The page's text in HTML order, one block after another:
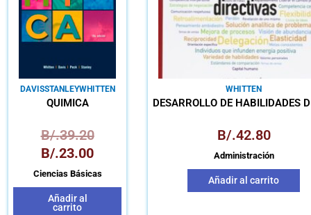
DAVISSTANLEYWHITTEN
QUÍMICA
B/.39.20
B/.23.00
Ciencias Básicas
Añadir al
carrito
WHITTEN
DESARROLLO DE HABILIDADES
B/.42.80
Administración
Añadir al carrito